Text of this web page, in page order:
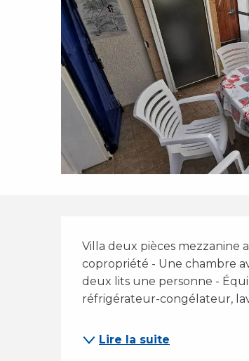
Description
Villa deux pièces mezzanine
copropriété - Une chambre
deux lits une personne -
réfrigérateur-congélateur,
Lire la suite